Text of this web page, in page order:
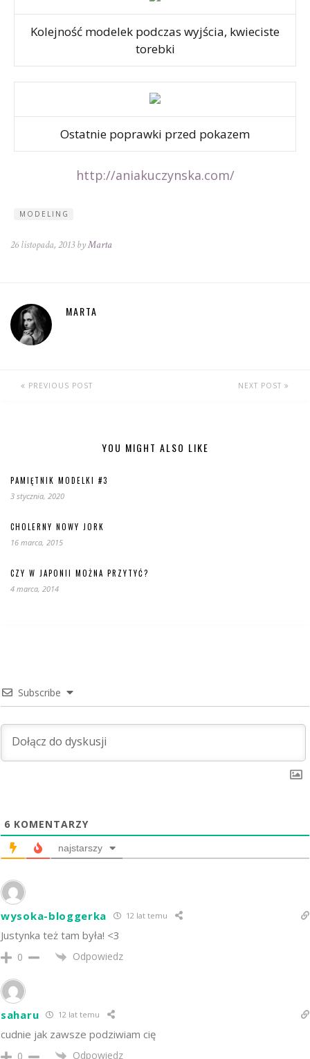
Kolejność modelek podczas wyjścia, kwieciste
torebki
Ostatnie poprawki przed pokazem
http://aniakuczynska.com/
MODELING
26 listopada, 2013 byMarta
MARTA
PREVIOUS POST NEXT POST
YOU MIGHT ALSO LIKE
PAMIĘTNIK MODELKI #3
3 stycznia, 2020
CHOLERNY NOWY JORK
16 marca, 2015
CZY W JAPONII MOŻNA PRZYTYĆ?
4 marca, 2014
Subscribe
6 KOMENTARZY
najstarszy
wysoka-bloggerka 12 lat temu
Justynka też tam była! <3
0 Odpowiedz
saharu 12 lat temu
cudnie jak zawsze podziwiam cię
0 Odpowiedz